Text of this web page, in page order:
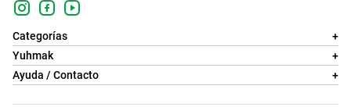
Categorías
+
Yuhmak
+
Ayuda / Contacto
+